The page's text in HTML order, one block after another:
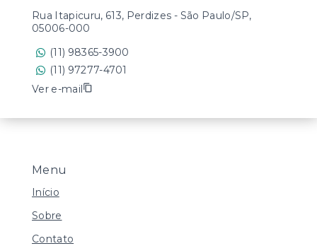
Menu
Início
Sobre
Contato
Rua Itapicuru, 613, Perdizes - São Paulo/SP,
05006-000
(11) 98365-3900
(11) 97277-4701
Ver e-mail